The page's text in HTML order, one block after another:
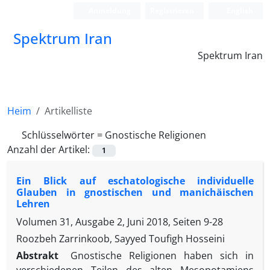
Spektrum Iran
Spektrum Iran
Heim
Artikelliste
Schlüsselwörter = Gnostische Religionen
Anzahl der Artikel:
1
Ein Blick auf eschatologische individuelle
Glauben in gnostischen und manichäischen
Lehren
Volumen 31, Ausgabe 2, Juni 2018, Seiten 9-28
Roozbeh Zarrinkoob, Sayyed Toufigh Hosseini
Abstrakt
Gnostische Religionen haben sich in